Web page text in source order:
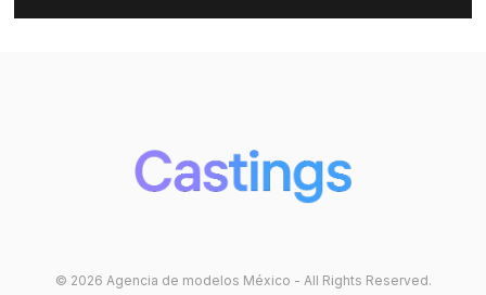
© 2026 Agencia de modelos México - All Rights Reserved.